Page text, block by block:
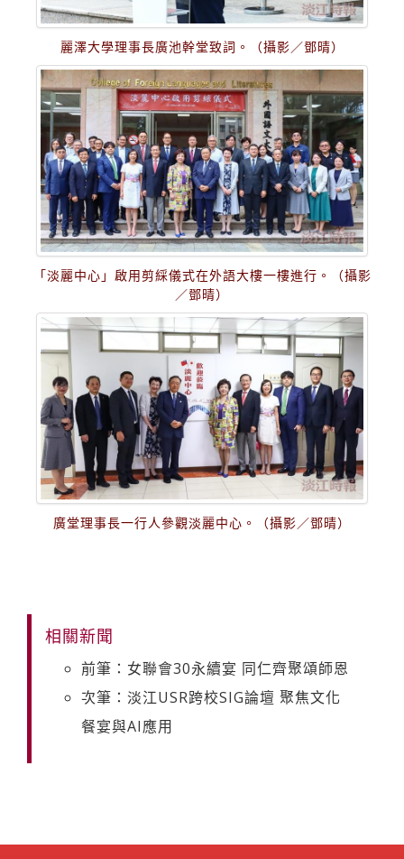
麗澤大學理事長廣池幹堂致詞。（攝影／鄧晴）
「淡麗中心」啟用剪綵儀式在外語大樓一樓進行。（攝影
／鄧晴）
廣堂理事長一行人參觀淡麗中心。（攝影／鄧晴）
相關新聞
前筆：女聯會30永續宴 同仁齊聚頌師恩
次筆：淡江USR跨校SIG論壇 聚焦文化
餐宴與AI應用